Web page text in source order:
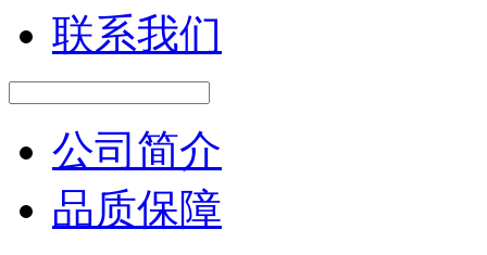
联系我们
公司简介
品质保障